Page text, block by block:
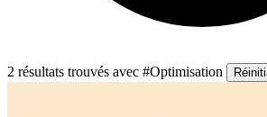
2 résultats trouvés avec #Optimisation